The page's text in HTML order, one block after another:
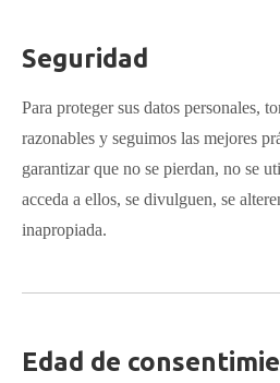
Seguridad
Para proteger sus datos personales,
razonables y seguimos las mejores
garantizar que no se pierdan, no se
acceda a ellos, se divulguen, se
inapropiada.
Edad de